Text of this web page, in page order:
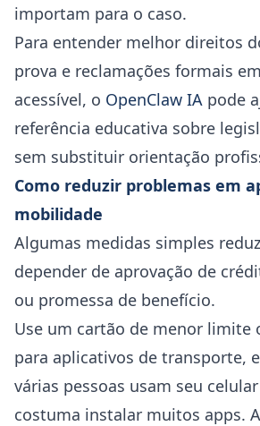
importam para o caso.
Para entender melhor direitos
prova e reclamações formais
acessível, o OpenClaw IA pode
referência educativa sobre
sem substituir orientação
Como reduzir problemas em
mobilidade
Algumas medidas simples
depender de aprovação de
ou promessa de benefício.
Use um cartão de menor limite
para aplicativos de transporte,
várias pessoas usam seu
costuma instalar muitos apps.